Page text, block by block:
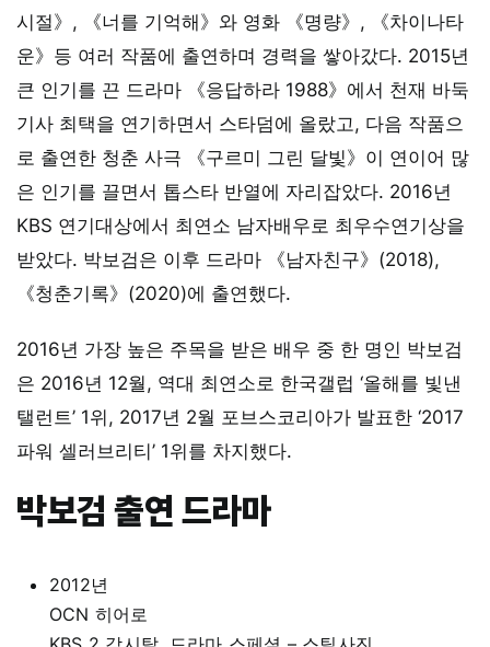
시절》, 《너를 기억해》와 영화 《명량》, 《차이나타
운》등 여러 작품에 출연하며 경력을 쌓아갔다. 2015년
큰 인기를 끈 드라마 《응답하라 1988》에서 천재 바둑
기사 최택을 연기하면서 스타덤에 올랐고, 다음 작품으
로 출연한 청춘 사극 《구르미 그린 달빛》이 연이어 많
은 인기를 끌면서 톱스타 반열에 자리잡았다. 2016년
KBS 연기대상에서 최연소 남자배우로 최우수연기상을
받았다. 박보검은 이후 드라마 《남자친구》(2018),
《청춘기록》(2020)에 출연했다.
2016년 가장 높은 주목을 받은 배우 중 한 명인 박보검
은 2016년 12월, 역대 최연소로 한국갤럽 ‘올해를 빛낸
탤런트’ 1위, 2017년 2월 포브스코리아가 발표한 ‘2017
파워 셀러브리티’ 1위를 차지했다.
박보검 출연 드라마
2012년
OCN 히어로